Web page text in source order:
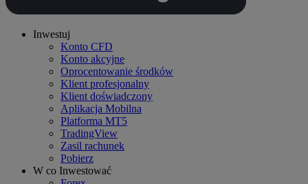
Inwestuj
Konto CFD
Konto akcyjne
Oprocentowanie środków
Klient profesjonalny
Klient doświadczony
Aplikacja Mobilna
Platforma MT5
TradingView
Zasil rachunek
Pobierz
W co Inwestować